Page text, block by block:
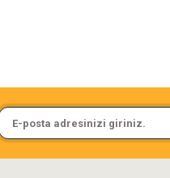
On******
için aradığım tüm